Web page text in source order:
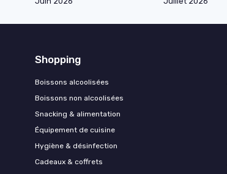
Shopping
Boissons alcoolisées
Boissons non alcoolisées
Snacking & alimentation
Équipement de cuisine
Hygiène & désinfection
Cadeaux & coffrets